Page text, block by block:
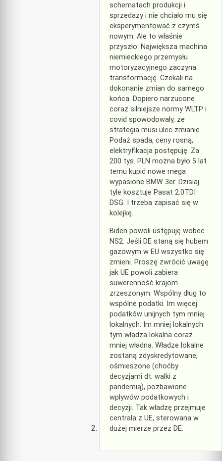
schematach produkcji i
sprzedaży i nie chciało mu się
eksperymentować z czymś
nowym. Ale to właśnie
przyszło. Największa machina
niemieckiego przemysłu
motoryzacyjnego zaczyna
transformację. Czekali na
dokonanie zmian do samego
końca. Dopiero narzucone
coraz silniejsze normy WLTP i
covid spowodowały, że
strategia musi ulec zmianie.
Podaż spada, ceny rosną,
elektryfikacja postępuję. Za
200 tys. PLN można było 5 lat
temu kupić nowe mega
wypasione BMW 3er. Dzisiaj
tyle kosztuje Pasat 2.0TDI
DSG. I trzeba zapisać się w
kolejkę.
Biden powoli ustępuję wobec
NS2. Jeśli DE staną się hubem
gazowym w EU wszystko się
zmieni. Proszę zwrócić uwagę
jak UE powoli zabiera
suwerenność krajom
zrzeszonym. Wspólny dług to
wspólne podatki. Im więcej
podatków unijnych tym mniej
lokalnych. Im mniej lokalnych
tym władza lokalna coraz
mniej władna. Władze lokalne
zostaną zdyskredytowane,
ośmieszone (choćby
decyzjami dt. walki z
pandemią), pozbawione
wpływów podatkowych i
decyzji. Tak władzę przejmuje
centrala z UE, sterowana w
dużej mierze przez DE.